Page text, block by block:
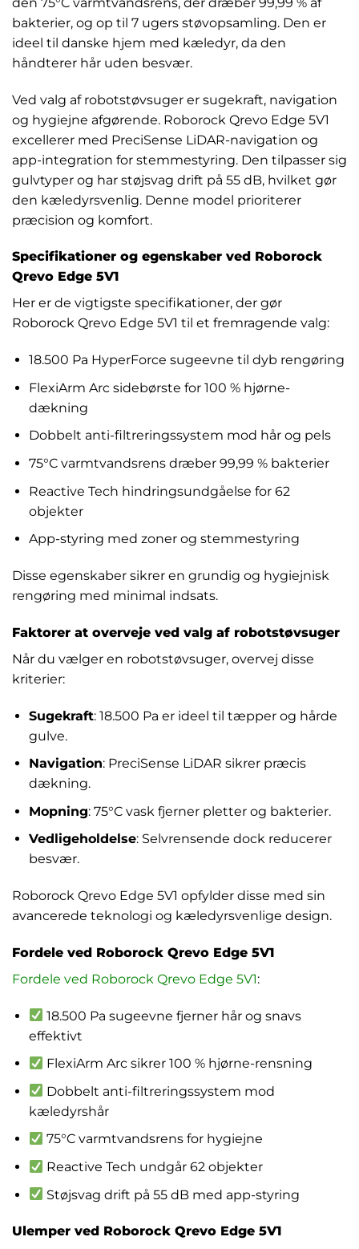
bakterier, og op til 7 ugers støvopsamling. Den er
ideel til danske hjem med kæledyr, da den
håndterer hår uden besvær.
Ved valg af robotstøvsuger er sugekraft, navigation
og hygiejne afgørende. Roborock Qrevo Edge 5V1
excellerer med PreciSense LiDAR-navigation og
app-integration for stemmestyring. Den tilpasser sig
gulvtyper og har støjsvag drift på 55 dB, hvilket gør
den kæledyrsvenlig. Denne model prioriterer
præcision og komfort.
Specifikationer og egenskaber ved Roborock
Qrevo Edge 5V1
Her er de vigtigste specifikationer, der gør
Roborock Qrevo Edge 5V1 til et fremragende valg:
18.500 Pa HyperForce sugeevne til dyb rengøring
FlexiArm Arc sidebørste for 100 % hjørne-
dækning
Dobbelt anti-filtreringssystem mod hår og pels
75°C varmtvandsrens dræber 99,99 % bakterier
Reactive Tech hindringsundgåelse for 62
objekter
App-styring med zoner og stemmestyring
Disse egenskaber sikrer en grundig og hygiejnisk
rengøring med minimal indsats.
Faktorer at overveje ved valg af robotstøvsuger
Når du vælger en robotstøvsuger, overvej disse
kriterier:
Sugekraft: 18.500 Pa er ideel til tæpper og hårde
gulve.
Navigation: PreciSense LiDAR sikrer præcis
dækning.
Mopning: 75°C vask fjerner pletter og bakterier.
Vedligeholdelse: Selvrensende dock reducerer
besvær.
Roborock Qrevo Edge 5V1 opfylder disse med sin
avancerede teknologi og kæledyrsvenlige design.
Fordele ved Roborock Qrevo Edge 5V1
Fordele ved Roborock Qrevo Edge 5V1:
18.500 Pa sugeevne fjerner hår og snavs
effektivt
FlexiArm Arc sikrer 100 % hjørne-rensning
Dobbelt anti-filtreringssystem mod
kæledyrshår
75°C varmtvandsrens for hygiejne
Reactive Tech undgår 62 objekter
Støjsvag drift på 55 dB med app-styring
Ulemper ved Roborock Qrevo Edge 5V1